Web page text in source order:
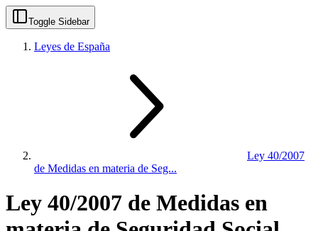
Toggle Sidebar
Leyes de España
Ley 40/2007
de Medidas en materia de Seg...
Ley 40/2007 de Medidas en